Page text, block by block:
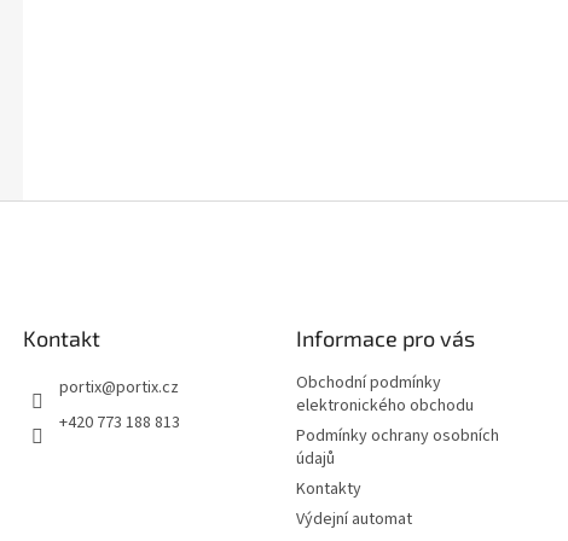
Kontakt
portix@portix.cz
+420 773 188 813
Informace pro vás
Obchodní podmínky
elektronického obchodu
Podmínky ochrany osobních
údajů
Kontakty
Výdejní automat